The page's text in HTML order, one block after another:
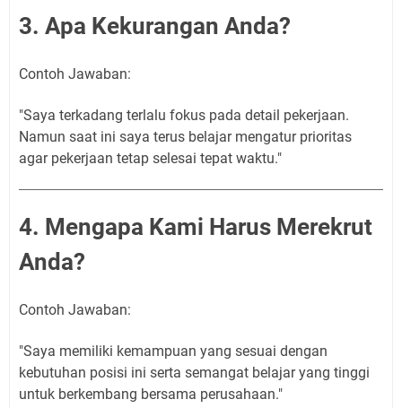
3. Apa Kekurangan Anda?
Contoh Jawaban:
"Saya terkadang terlalu fokus pada detail pekerjaan.
Namun saat ini saya terus belajar mengatur prioritas
agar pekerjaan tetap selesai tepat waktu."
4. Mengapa Kami Harus Merekrut
Anda?
Contoh Jawaban:
"Saya memiliki kemampuan yang sesuai dengan
kebutuhan posisi ini serta semangat belajar yang tinggi
untuk berkembang bersama perusahaan."